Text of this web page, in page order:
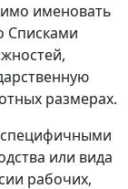
именовать
Списками
размерах.
или вида
рабочих,